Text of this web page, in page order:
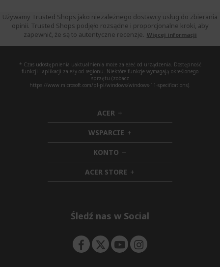
Używamy Trusted Shops jako niezależnego dostawcy usług do zbierania
opinii. Trusted Shops podjęło rozsądne i proporcjonalne kroki, aby
zapewnić, że są to autentyczne recenzje. Więcej informacji
* Czas udostępnienia uaktualnienia może zależeć od urządzenia. Dostępność
funkcji i aplikacji zależy od regionu. Niektóre funkcje wymagają określonego
sprzętu (zobacz
https://www.microsoft.com/pl-pl/windows/windows-11-specifications).
ACER h
i
d
d
e
n
WSPARCIE h
i
d
e
n
KONTO h
i
d
d
ACER STORE h
i
e
Śledź nas w Social